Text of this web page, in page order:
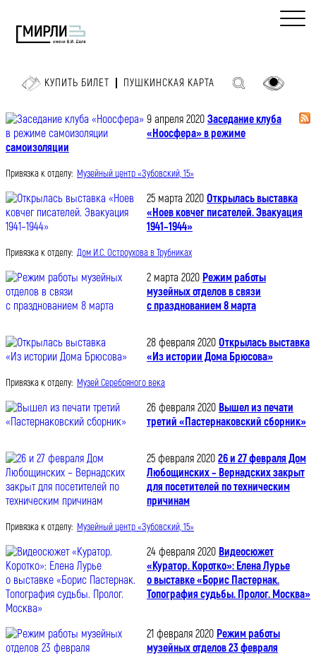
КУПИТЬ БИЛЕТ ПУШКИНСКАЯ КАРТА
9 апреля 2020 Заседание клуба
«Ноосфера» в режиме
самоизоляции
Привязка к отделу: Музейный центр «Зубовский, 15»
25 марта 2020 Открылась выставка
«Ноев ковчег писателей. Эвакуация
1941–1944»
Привязка к отделу: Дом И.С. Остроухова в Трубниках
2 марта 2020 Режим работы
музейных отделов в связи
с празднованием 8 марта
28 февраля 2020 Открылась выставка
«Из истории Дома Брюсова»
Привязка к отделу: Музей Серебряного века
26 февраля 2020 Вышел из печати
третий «Пастернаковский сборник»
25 февраля 2020 26 и 27 февраля Дом
Любощинских – Вернадских закрыт
для посетителей по техническим
причинам
Привязка к отделу: Музейный центр «Зубовский, 15»
24 февраля 2020 Видеосюжет
«Куратор. Коротко»: Елена Лурье
о выставке «Борис Пастернак.
Топография судьбы. Пролог. Москва»
21 февраля 2020 Режим работы
музейных отделов 23 февраля